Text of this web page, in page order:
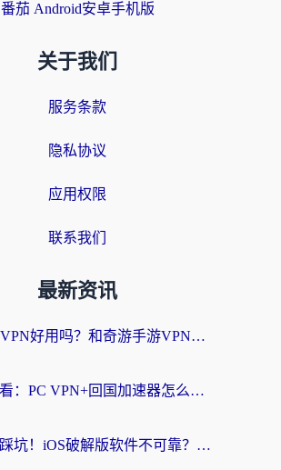
番茄 Android安卓手机版
关于我们
服务条款
隐私协议
应用权限
联系我们
最新资讯
ChickCN VPN好用吗？和奇游手游VPN对比哪个回国效果更好？海外党亲测实用指南
海外党必看：PC VPN+回国加速器怎么选？无缝访问国内资源全攻略
海外党别踩坑！iOS破解版软件不可靠？教你选对回国加速器无缝看国内资源